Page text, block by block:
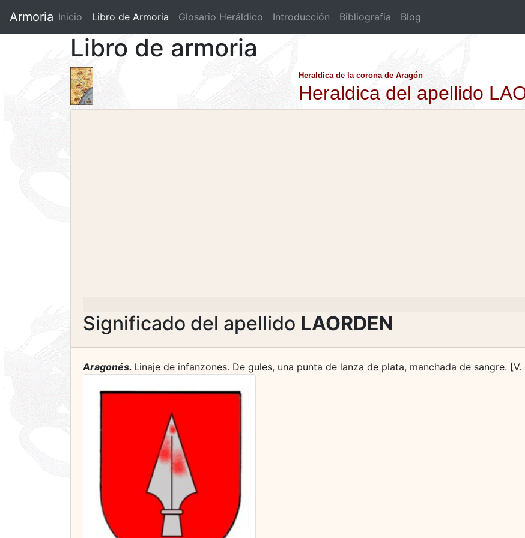
Armoria Inicio Libro de Armoria (current)
Glosario Heráldico Introducción Bibliografia Blog
Libro de armoria
Heraldica de la corona de Aragón
Heraldica del apellido
Significado del apellido LAORDEN
Aragonés. Linaje de infanzones. De gules, una punta de lanza de plata, manchada de sangre. [V.